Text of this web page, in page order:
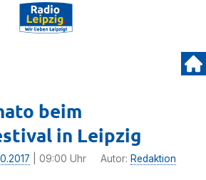
beim
in Leipzig
| 09:00 Uhr Autor: Redaktion